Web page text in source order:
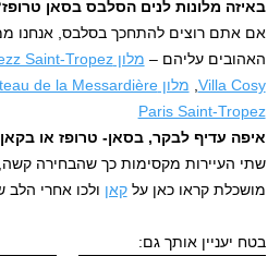
באיזה מלונות לנים הסלבס בסאן
אם אתם רוצים להתחכך בסלבס, אנחנו
האהובים עליהם – מלון Hôtel Sezz Saint-Tropez
Villa Cosy
, מלון Château de la Messardière
Paris Saint-Tropez
איפה עדיף לבקר, בסאן- טרופז או
שתי העיירות מקסימות כך שהבחירה
מושכלת קראו כאן עלקאן ולכו אחרי
בטח יעניין אותך גם: